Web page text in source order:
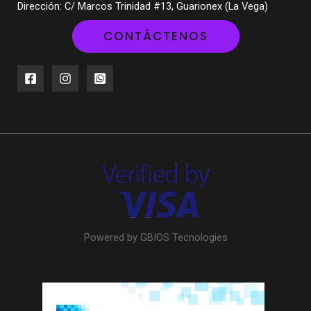
Dirección: C/ Marcos Trinidad #13, Guarionex (La Vega)
CONTÁCTENOS
Powered by GBIOS Tecnologies